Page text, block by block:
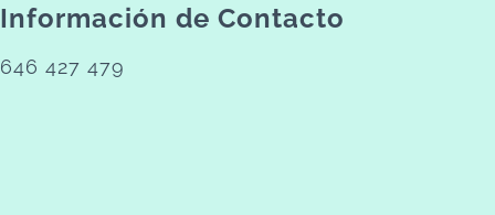
Información de Contacto
646 427 479